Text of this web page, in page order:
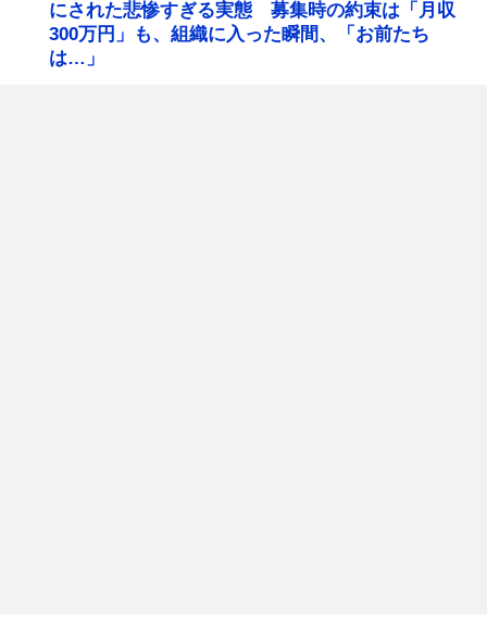
にされた悲惨すぎる実態 募集時の約束は「月収
300万円」も、組織に入った瞬間、「お前たち
は…」